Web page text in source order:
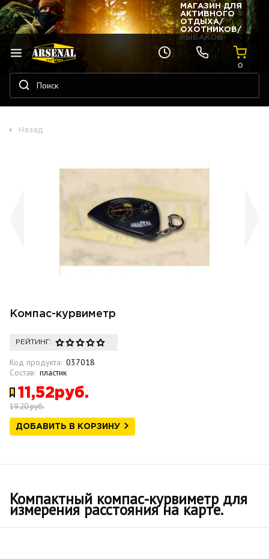
МАГАЗИН ДЛЯ
АКТИВНОГО
ОТДЫХА/
ОХОТНИКОВ/
РЫБАКОВ
0
Назад
Компас-курвиметр
РЕЙТИНГ:
Код продукта: 037018
Состав: пластик
11,52руб.
19.20 руб.
ДОБАВИТЬ В КОРЗИНУ
Компактный компас-курвиметр для
измерения расстояния на карте.